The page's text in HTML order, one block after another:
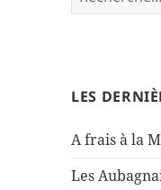
LES
A frais à la
Les